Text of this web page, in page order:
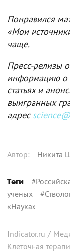
Понравился
«Мои
чаще.
Пресс-релизы
информацию о
статьях и
выигранных
адрес
Автор: Никита
Теги #
ученых #
«Наука»
Indicator.ru /
Клеточная